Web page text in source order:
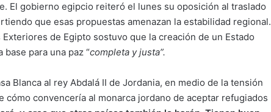
El gobierno egipcio reiteró el lunes su oposición al traslado
que esas propuestas amenazan la estabilidad regional.
de Egipto sostuvo que la creación de un Estado
para una paz “completa y justa”.
Blanca al rey Abdalá II de Jordania, en medio de la tensión
convencería al monarca jordano de aceptar refugiados